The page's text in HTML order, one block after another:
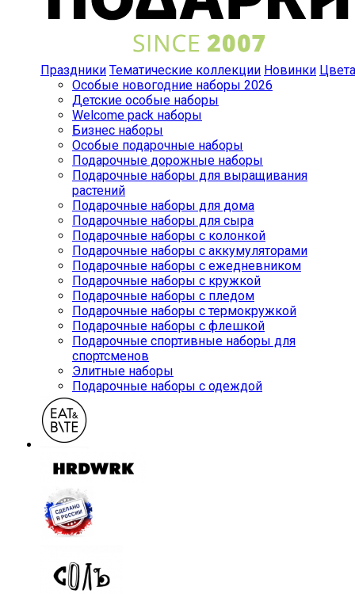
Праздники Тематические коллекции Новинки Цвета
Особые новогодние наборы 2026
Детские особые наборы
Welcome pack наборы
Бизнес наборы
Особые подарочные наборы
Подарочные дорожные наборы
Подарочные наборы для выращивания
растений
Подарочные наборы для дома
Подарочные наборы для сыра
Подарочные наборы с колонкой
Подарочные наборы с аккумуляторами
Подарочные наборы с ежедневником
Подарочные наборы с кружкой
Подарочные наборы с пледом
Подарочные наборы с термокружкой
Подарочные наборы с флешкой
Подарочные спортивные наборы для
спортсменов
Элитные наборы
Подарочные наборы с одеждой